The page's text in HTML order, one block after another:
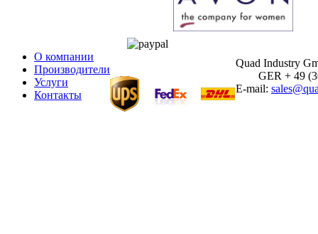
О компании
Производители
Услуги
Контакты
Quad Industry
GER + 49
E-mail: